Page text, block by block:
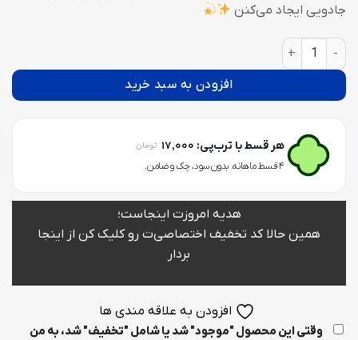
جادویی ایجاد می‌کنن
قالب سیلیکونی آکواریومی طرح ستاره عدد
افزودن به سبد خرید
هر قسط با ترب‌پی: 17,000 تومان
۴ قسط ماهانه. بدون سود، چک و ضامن.
هدیه امروزت اینجاست؛
همین حالا کد تخفیف اختصاصی‌ت رو کلیک کن از اینجا
بردار
افزودن به علاقه مندی ها
وقتی این محصول "موجود" شد یا شامل "تخفیف" شد، به من